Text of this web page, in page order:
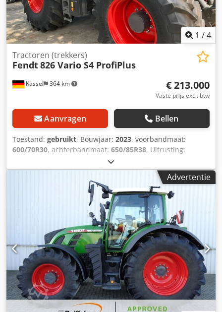
1 /4
Kassel 364 km
Tractoren (trekkers)
Fendt826 Vario S4 ProfiPlus
€ 213.000
Vaste prijs excl. btw
Aanvragen Bellen
Toestand: gebruikt, Bouwjaar: 2023, voorbandmaat:
600/70R30, achterbandmaat: 650/85R38, Uitrusting:
, Vario-terminal 10,4 inch / Dwodst D Dm
Tjpfx Aicja
Advertentie